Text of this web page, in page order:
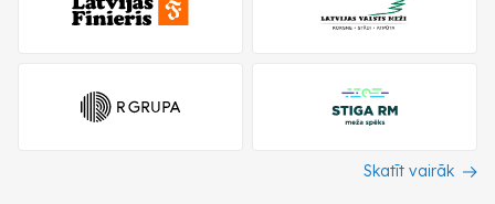
Skatīt vairāk